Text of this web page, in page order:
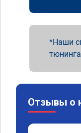
Наши
Отзывы о